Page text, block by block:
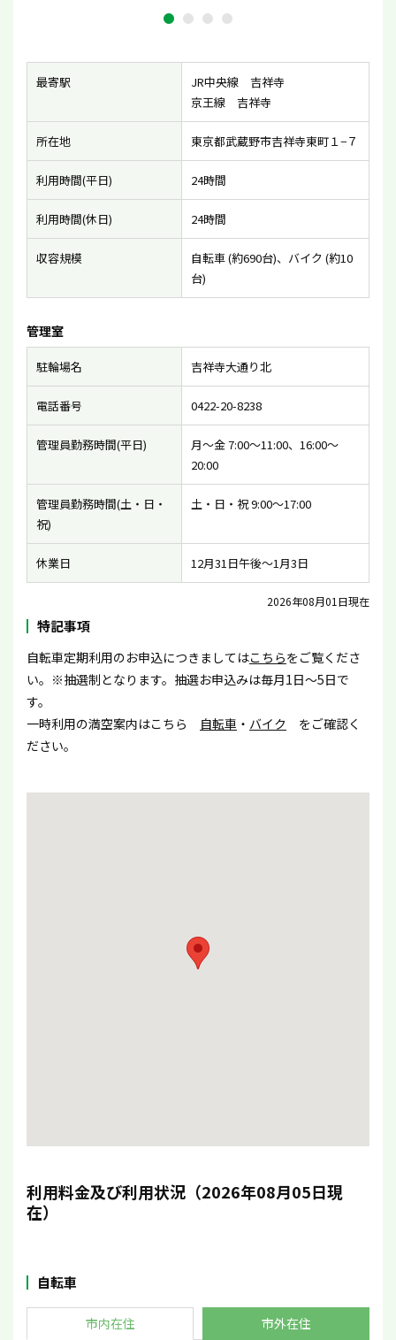
最寄駅
JR中央線 吉祥寺
京王線 吉祥寺
所在地 東京都武蔵野市吉祥寺東町１−７
利用時間(平日) 24時間
利用時間(休日) 24時間
収容規模
自転車 (約690台)、バイク (約10
台)
管理室
駐輪場名 吉祥寺大通り北
電話番号 0422-20-8238
管理員勤務時間(平日)
月〜金 7:00〜11:00、16:00〜
20:00
管理員勤務時間(土・日・
祝)
土・日・祝 9:00〜17:00
休業日 12月31日午後〜1月3日
2026年08月01日現在
特記事項
自転車定期利用のお申込につきましてはこちらをご覧くださ
い。※抽選制となります。抽選お申込みは毎月1日〜5日で
す。
一時利用の満空案内はこちら 自転車 ・ バイク をご確認く
ださい。
利用料金及び利用状況（2026年08月05日現
在）
自転車
市内在住 市外在住